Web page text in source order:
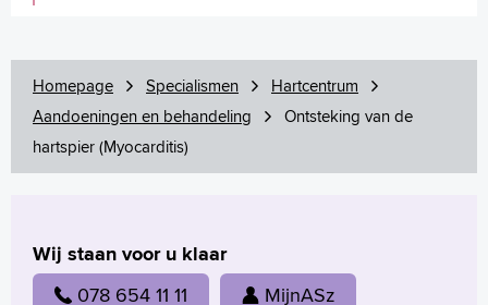
Homepage Specialismen
Hartcentrum
Aandoeningen en behandeling
Ontsteking van de
hartspier (Myocarditis)
Wij staan voor u klaar
078 654 11 11 MijnASz